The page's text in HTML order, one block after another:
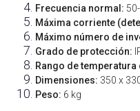
Frecuencia normal:
Máxima corriente
Máximo número de
Grado de protección:
Rango de
Dimensiones: 350 x
Peso: 6 kg